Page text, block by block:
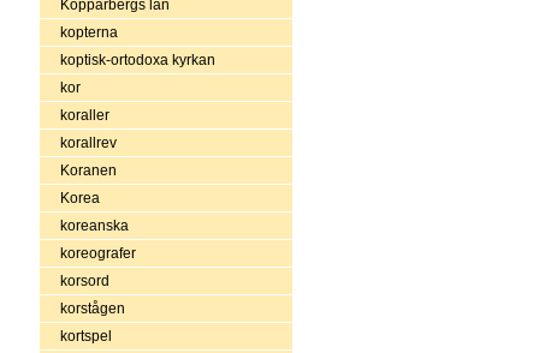
Kopparbergs län
kopterna
koptisk-ortodoxa kyrkan
kor
koraller
korallrev
Koranen
Korea
koreanska
koreografer
korsord
korstågen
kortspel